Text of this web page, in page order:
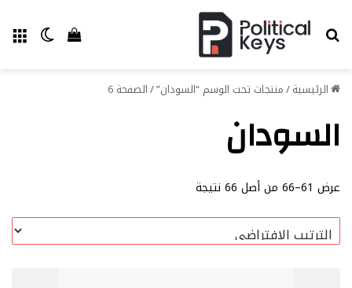
إستعراض بحث عن
الرئيسية/منتجات تحت الوسم “السودان”/الصفحة 6
السودان
عرض 61–66 من أصل 66 نتيجة